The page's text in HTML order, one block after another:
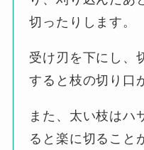
切ったりします。
受け刃を下にし、
すると枝の切り口
また、太い枝はハ
ると楽に切ること